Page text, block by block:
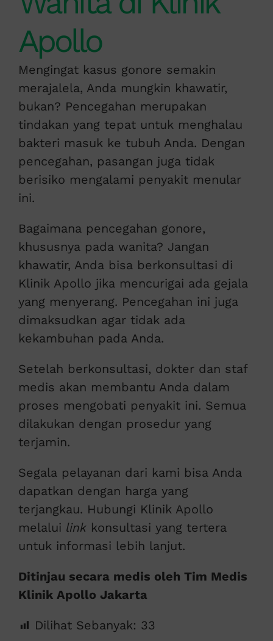
Apollo
Mengingat kasus gonore semakin
merajalela, Anda mungkin khawatir,
bukan? Pencegahan merupakan
tindakan yang tepat untuk menghalau
bakteri masuk ke tubuh Anda. Dengan
pencegahan, pasangan juga tidak
berisiko mengalami penyakit menular
ini.
Bagaimana pencegahan gonore,
khususnya pada wanita? Jangan
khawatir, Anda bisa berkonsultasi di
Klinik Apollo jika mencurigai ada gejala
yang menyerang. Pencegahan ini juga
dimaksudkan agar tidak ada
kekambuhan pada Anda.
Setelah berkonsultasi, dokter dan staf
medis akan membantu Anda dalam
proses mengobati penyakit ini. Semua
dilakukan dengan prosedur yang
terjamin.
Segala pelayanan dari kami bisa Anda
dapatkan dengan harga yang
terjangkau. Hubungi Klinik Apollo
melalui link konsultasi yang tertera
untuk informasi lebih lanjut.
Ditinjau secara medis oleh Tim Medis
Klinik Apollo Jakarta
Dilihat Sebanyak: 33